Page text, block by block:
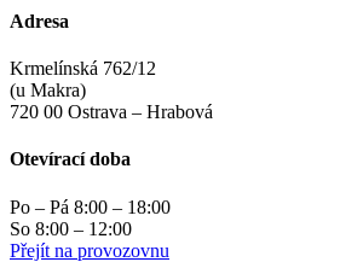
Adresa
Krmelínská 762/12
(u Makra)
720 00 Ostrava – Hrabová
Otevírací doba
Po – Pá 8:00 – 18:00
So 8:00 – 12:00
Přejít na provozovnu